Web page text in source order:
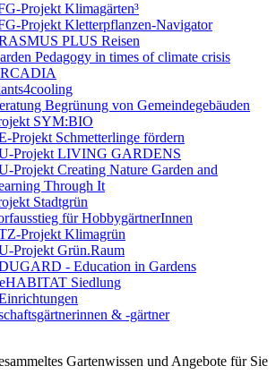
Projekt Klimagärten³
Projekt Kletterpflanzen-Navigator
PLUS Reisen
Pedagogy in times of climate crisis
Begrünung von Gemeindegebäuden
SYM:BIO
Projekt Schmetterlinge fördern
Projekt LIVING GARDENS
Projekt Creating Nature Garden and
Through It
Stadtgrün
für HobbygärtnerInnen
Projekt Klimagrün
Projekt Grün.Raum
- Education in Gardens
Siedlung
& -gärtner
Gartenwissen und Angebote für Sie